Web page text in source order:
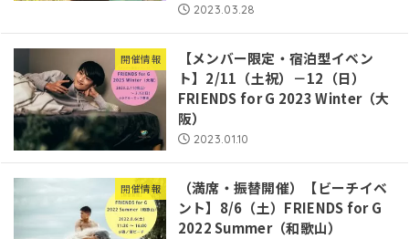
2023.03.28
開催情報
【メンバー限定・宿泊型イベン
ト】2/11（土祝）－12（日）
FRIENDS for G 2023 Winter（大
阪）
2023.01.10
開催情報
（満席・振替開催）【ビーチイベ
ント】8/6（土）FRIENDS for G
2022 Summer（和歌山）